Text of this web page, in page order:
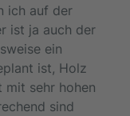
ich auf der
ist ja auch der
ein
ist, Holz
mit sehr hohen
sind